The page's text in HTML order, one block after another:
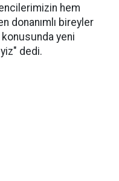
hem
donanımlı bireyler
konusunda yeni
dedi.